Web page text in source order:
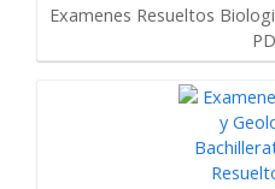
Examenes Resueltos